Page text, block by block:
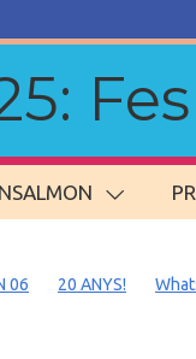
06 20 ANYS!